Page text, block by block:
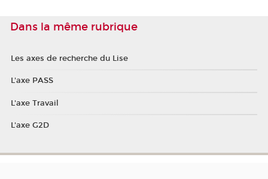
Dans la même rubrique
Les axes de recherche du Lise
L'axe PASS
L'axe Travail
L'axe G2D